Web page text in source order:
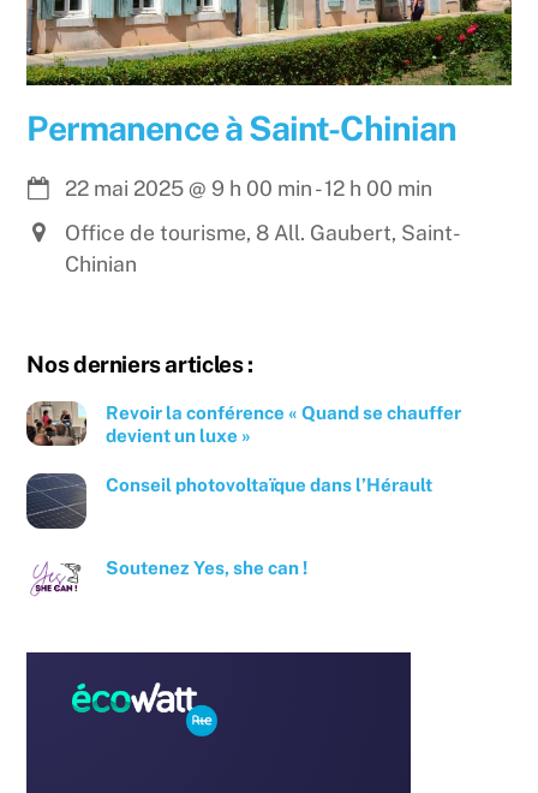
Permanence à Saint-Chinian
22 mai 2025@ 9 h 00 min-12 h 00 min
Office de tourisme, 8 All. Gaubert, Saint-
Chinian
Nos derniers articles :
Revoir la conférence « Quand se chauffer
devient un luxe »
Conseil photovoltaïque dans l’Hérault
Soutenez Yes, she can !